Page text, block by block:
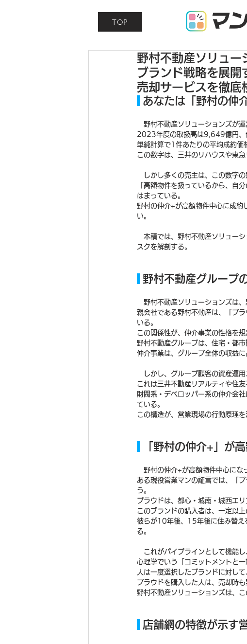
TOP マ
野村不動産ソリュ
ブランド戦略を展開
売却サービスを徹底
あなたは「野村の仲
野村不動産ソリューションズが運
2023年度の取扱高は9,649億円、
単純計算で1件あたりの平均成約価
この数字は、三井のリハウスや東
しかし多くの売主は、この数字の
「高額物件を扱っているから、自
はまっている。
野村の仲介+が高額物件中心に成約
い。
本稿では、野村不動産ソリューシ
スクを解剖する。
野村不動産グループ
野村不動産ソリューションズは、
親会社である野村不動産は、「プ
いる。
この関係性が、仲介事業の性格を規
野村不動産グループは、住宅・都
仲介事業は、グループ全体の収益
しかし、グループ顧客の資産運用
これは三井不動産リアルティや住友
財閥系・デベロッパー系の仲介会
ている。
この構造が、営業現場の行動原理を
「野村の仲介+」が
野村の仲介+が高額物件中心にな
ある現役営業マンの証言では、「
う。
プラウドは、都心・城南・城西エ
このブランドの購入者は、一定以上
彼らが10年後、15年後に住み替え
る。
これがパイプラインとして機能し
心理学でいう「コミットメントと一
人は一度選択したブランドに対し
プラウドを購入した人は、売却時も
野村不動産ソリューションズは、
店舗網の特徴が示す